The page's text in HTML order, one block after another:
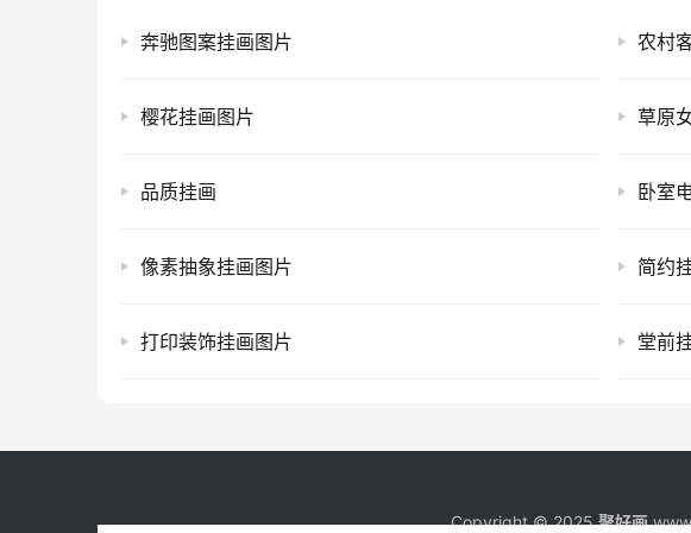
奔驰图案挂画图片 农村
樱花挂画图片 草原
品质挂画 卧室
像素抽象挂画图片 简约
打印装饰挂画图片 堂前
Copyright © 2025聚好画